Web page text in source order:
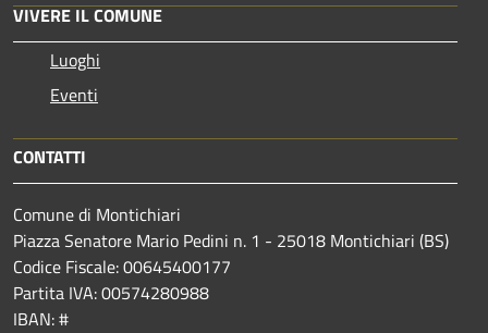
VIVERE IL COMUNE
Luoghi
Eventi
CONTATTI
Comune di Montichiari
Piazza Senatore Mario Pedini n. 1 - 25018 Montichiari (BS)
Codice Fiscale: 00645400177
Partita IVA: 00574280988
IBAN: #